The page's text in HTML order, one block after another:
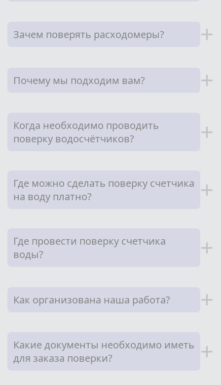
Зачем поверять расходомеры? +
Почему мы подходим вам? +
Когда необходимо проводить
поверку водосчётчиков?
+
Где можно сделать поверку счетчика
на воду платно?
+
Где провести поверку счетчика
воды?
+
Как организована наша работа? +
Какие документы необходимо иметь
для заказа поверки?
+